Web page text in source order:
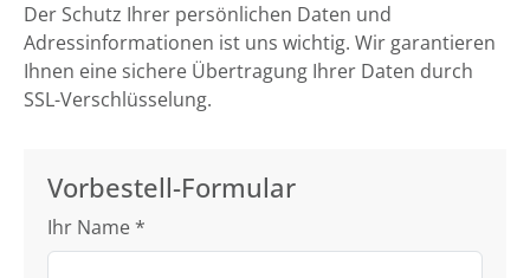
Der Schutz Ihrer persönlichen Daten und
Adressinformationen ist uns wichtig. Wir garantieren
Ihnen eine sichere Übertragung Ihrer Daten durch
SSL-Verschlüsselung.
Vorbestell-Formular
Ihr Name *